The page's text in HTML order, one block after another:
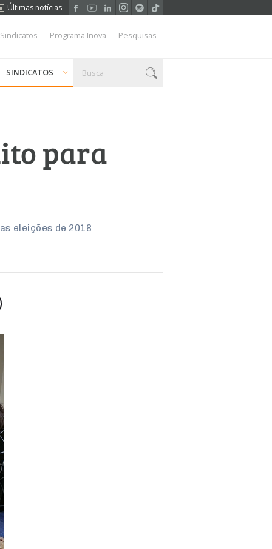
Últimas notícias
Programa Inova Pesquisas
SINDICATOS
para
eleições de 2018